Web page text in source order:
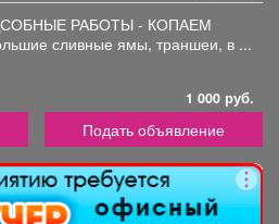
РАБОТЫ - КОПАЕМ
сливные ямы, траншеи, в ...
1 000 руб.
Подать объявление